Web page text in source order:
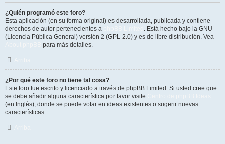
¿Quién programó este foro?
Esta aplicación (en su forma original) es desarrollada, publicada y contiene
derechos de autor pertenecientes a
. Está hecho bajo la GNU
(Licencia Pública General) versión 2 (GPL-2.0) y es de libre distribución. Vea
para más detalles.
¿Por qué este foro no tiene tal cosa?
Este foro fue escrito y licenciado a través de phpBB Limited. Si usted cree que
se debe añadir alguna característica por favor visite
(en Inglés), donde se puede votar en ideas existentes o sugerir nuevas
características.